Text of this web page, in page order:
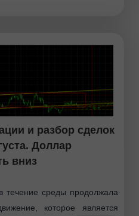
и разбор сделок
Доллар
вниз
течение среды продолжала
которое является